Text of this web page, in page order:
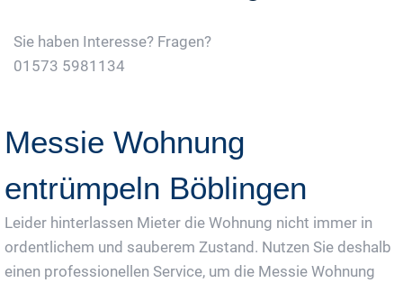
Sie haben Interesse? Fragen?
01573 5981134
Messie Wohnung
entrümpeln Böblingen
Leider hinterlassen Mieter die Wohnung nicht immer in
ordentlichem und sauberem Zustand. Nutzen Sie deshalb
einen professionellen Service, um die Messie Wohnung